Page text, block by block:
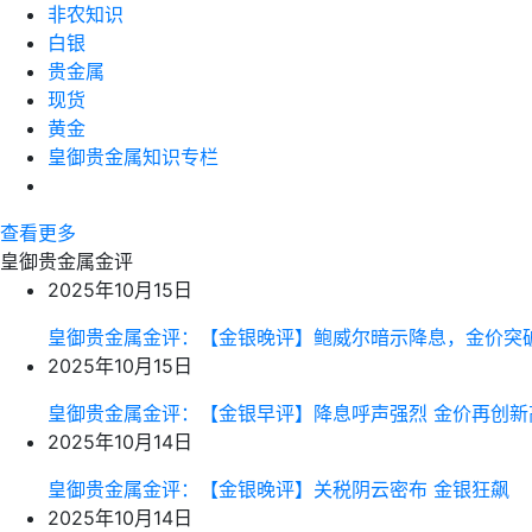
非农知识
白银
贵金属
现货
黄金
皇御贵金属知识专栏
查看更多
皇御贵金属金评
2025年10月15日
皇御贵金属金评：【金银晚评】鲍威尔暗示降息，金价突
2025年10月15日
皇御贵金属金评：【金银早评】降息呼声强烈 金价再创新
2025年10月14日
皇御贵金属金评：【金银晚评】关税阴云密布 金银狂飙
2025年10月14日